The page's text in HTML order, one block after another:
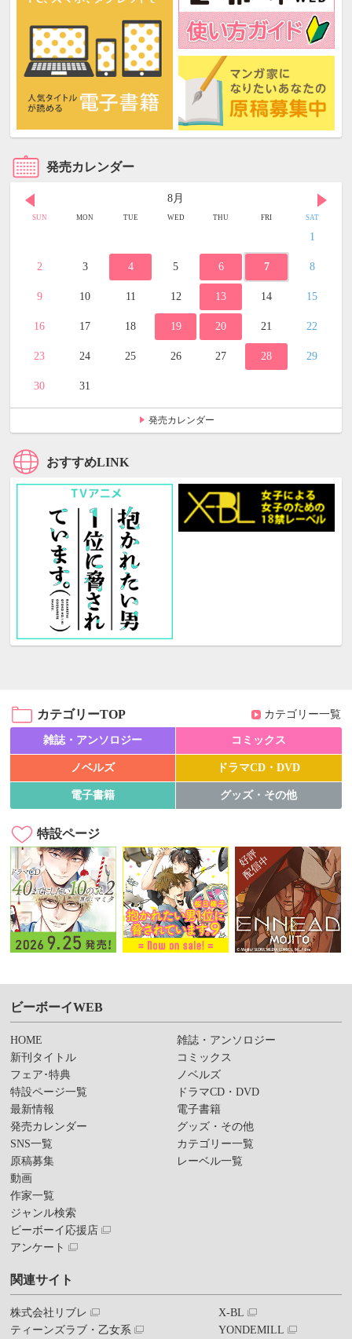
発売カレンダー
8月
SUN MON TUE WED THU FRI SAT
1
2 3 4 5 6 7 8
9 10 11 12 13 14 15
16 17 18 19 20 21 22
23 24 25 26 27 28 29
30 31
発売カレンダー
おすすめLINK
カテゴリーTOP カテゴリー一覧
雑誌・アンソロジー コミックス
ノベルズ ドラマCD・DVD
電子書籍 グッズ・その他
特設ページ
ビーボーイWEB
HOME
新刊タイトル
フェア･特典
特設ページ一覧
最新情報
発売カレンダー
SNS一覧
原稿募集
動画
作家一覧
ジャンル検索
ビーボーイ応援店
アンケート
雑誌・アンソロジー
コミックス
ノベルズ
ドラマCD・DVD
電子書籍
グッズ・その他
カテゴリー一覧
レーベル一覧
関連サイト
株式会社リブレ
ティーンズラブ・乙女系
X-BL
YONDEMILL